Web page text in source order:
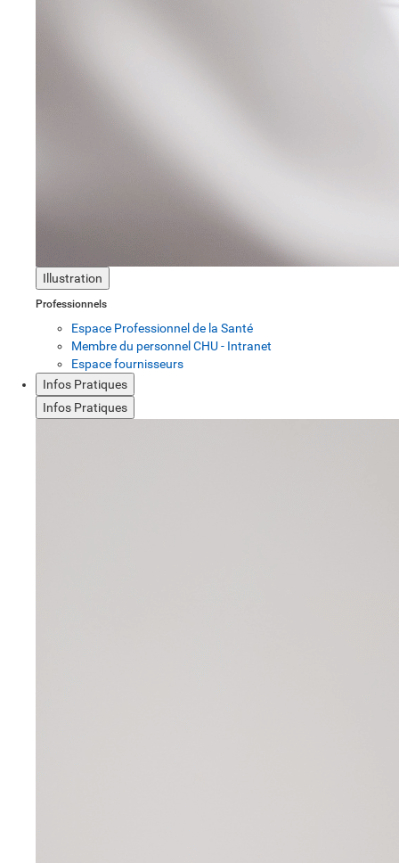
Illustration
Professionnels
Espace Professionnel de la Santé
Membre du personnel CHU - Intranet
Espace fournisseurs
Infos Pratiques
Infos Pratiques